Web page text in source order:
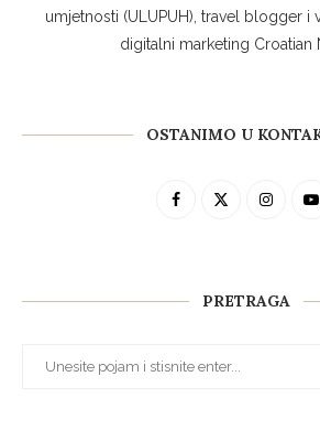
umjetnosti (ULUPUH), travel blogger i
digitalni marketing Croatian
OSTANIMO U
PRETRAGA